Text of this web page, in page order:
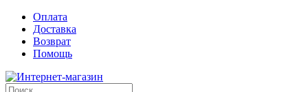
Оплата
Доставка
Возврат
Помощь